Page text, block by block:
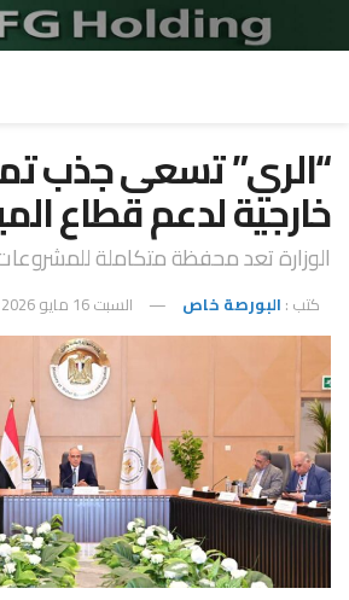
“الري” تسعى جذب
خارجية لدعم قطاع
الوزارة تعد محفظة متكاملة
كتب : البورصة خاص السبت 16 مايو 2026